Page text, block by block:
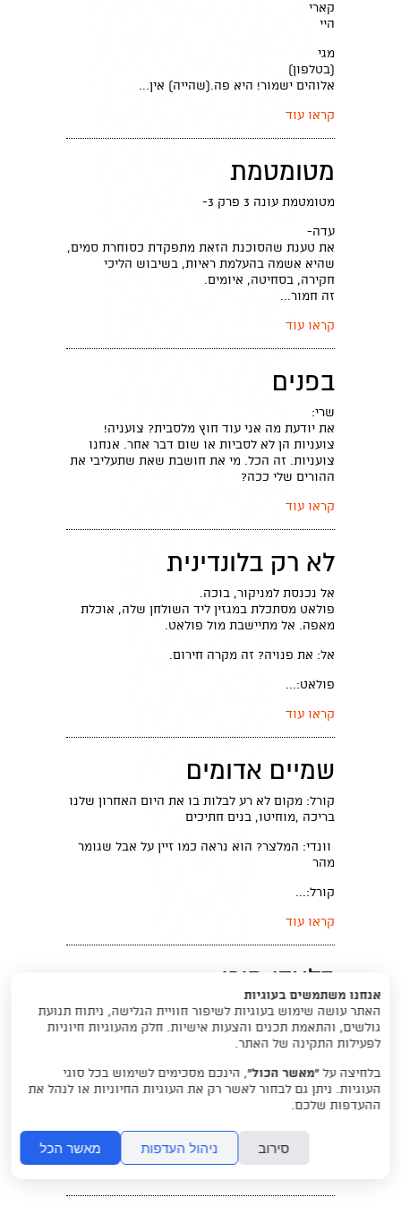
קארי
היי
מגי
(בטלפון)
אלוהים ישמור! היא פה.(שהייה) אין...
קראו עוד
מטומטמת
מטומטמת עונה 3 פרק 3-
עדה-
את טענת שהסוכנת הזאת מתפקדת כסוחרת סמים,
שהיא אשמה בהעלמת ראיות, בשיבוש הליכי
חקירה, בסחיטה, איומים.
זה חמור...
קראו עוד
בפנים
שרי:
את יודעת מה אני עוד חוץ מלסבית? צועניה!
צועניות הן לא לסביות או שום דבר אחר. אנחנו
צועניות. זה הכל. מי את חושבת שאת שתעליבי את
ההורים שלי ככה?
קראו עוד
לא רק בלונדינית
אל נכנסת למניקור, בוכה.
פולאט מסתכלת במגזין ליד השולחן שלה, אוכלת
מאפה. אל מתיישבת מול פולאט.
אל: את פנויה? זה מקרה חירום.
פולאט:...
קראו עוד
שמיים אדומים
קורל: מקום לא רע לבלות בו את היום האחרון שלנו
בריכה ,מוחיטו, בנים חתיכים
וונדי: המלצר? הוא נראה כמו זיין על אבל שגומר
מהר
קורל:...
קראו עוד
בלאדי מורי
בלאדי מורי – פרק 1
מורי: מה זה מה קרה?
דנה: ראיתי לה לה לנד.
מורי: מה.. מה, זה סרט שמח! כזה עם שירים מה יש
לך?
אנחנו משתמשים בעוגיות
האתר עושה שימוש בעוגיות לשיפור חוויית הגלישה, ניתוח תנועת
גולשים, והתאמת תכנים והצעות אישיות. חלק מהעוגיות חיוניות
לפעילות התקינה של האתר.
בלחיצה על“מאשר הכול”, הינכם מסכימים לשימוש בכל סוגי
העוגיות. ניתן גם לבחור לאשר רק את העוגיות החיוניות או לנהל את
ההעדפות שלכם.
סירוב ניהול העדפות מאשר הכל